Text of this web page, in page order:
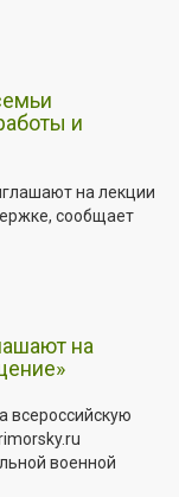
и
на лекции
сообщает
на
всероссийскую
военной